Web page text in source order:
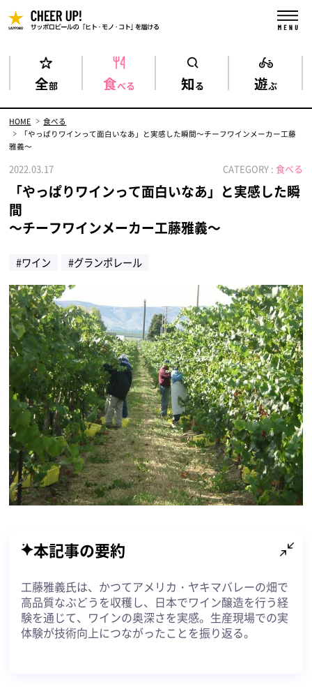
全部 食べる 知る 遊ぶ
HOME
食べる
「やっぱりワインって面白いなあ」と実感した瞬間～チーフワインメーカー工藤
雅義～
2022.03.17 CATEGORY : 食べる
「やっぱりワインって面白いなあ」と実感した瞬
間
～チーフワインメーカー工藤雅義～
#ワイン #グランポレール
本記事の要約
工藤雅義氏は、かつてアメリカ・ヤキマバレーの畑で
高品質なぶどうを収穫し、日本でワイン醸造を行う経
験を通じて、ワインの奥深さを実感。生産現場での実
体験が技術向上につながったことを振り返る。